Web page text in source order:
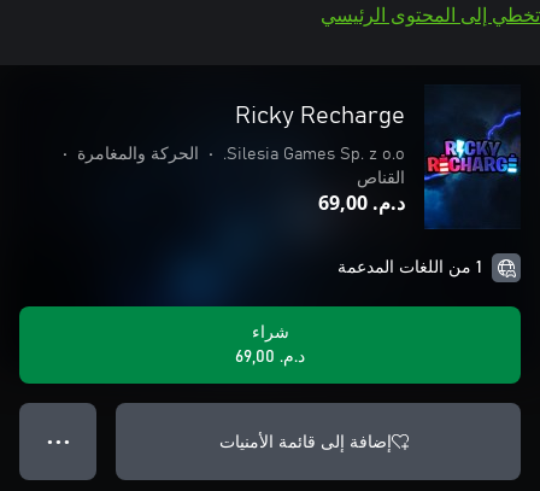
تخطي إلى المحتوى الرئيسي
Ricky Recharge
Silesia Games Sp. z o.o.
• الحركة والمغامرة
•
القناص
د.م.‏ 69,00
1 من اللغات المدعمة
شراء
د.م.‏ 69,00
إضافة إلى قائمة الأمنيات ● ● ●